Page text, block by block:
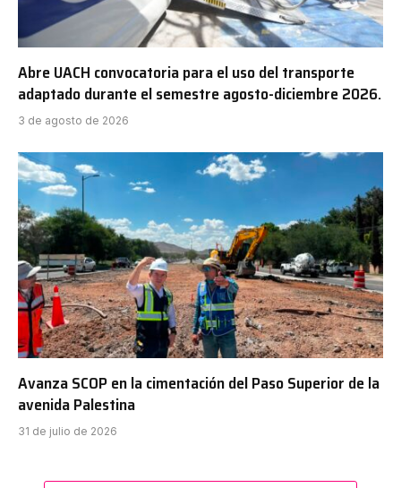
Abre UACH convocatoria para el uso del transporte
adaptado durante el semestre agosto-diciembre 2026.
3 de agosto de 2026
Avanza SCOP en la cimentación del Paso Superior de la
avenida Palestina
31 de julio de 2026